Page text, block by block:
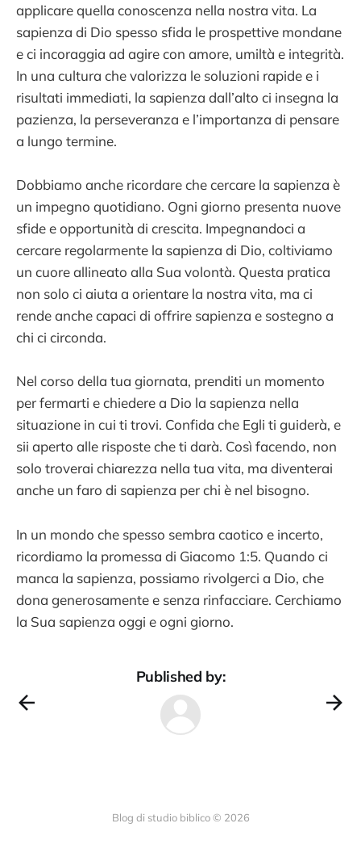
applicare quella conoscenza nella nostra vita. La
sapienza di Dio spesso sfida le prospettive mondane
e ci incoraggia ad agire con amore, umiltà e integrità.
In una cultura che valorizza le soluzioni rapide e i
risultati immediati, la sapienza dall’alto ci insegna la
pazienza, la perseveranza e l’importanza di pensare
a lungo termine.
Dobbiamo anche ricordare che cercare la sapienza è
un impegno quotidiano. Ogni giorno presenta nuove
sfide e opportunità di crescita. Impegnandoci a
cercare regolarmente la sapienza di Dio, coltiviamo
un cuore allineato alla Sua volontà. Questa pratica
non solo ci aiuta a orientare la nostra vita, ma ci
rende anche capaci di offrire sapienza e sostegno a
chi ci circonda.
Nel corso della tua giornata, prenditi un momento
per fermarti e chiedere a Dio la sapienza nella
situazione in cui ti trovi. Confida che Egli ti guiderà, e
sii aperto alle risposte che ti darà. Così facendo, non
solo troverai chiarezza nella tua vita, ma diventerai
anche un faro di sapienza per chi è nel bisogno.
In un mondo che spesso sembra caotico e incerto,
ricordiamo la promessa di Giacomo 1:5. Quando ci
manca la sapienza, possiamo rivolgerci a Dio, che
dona generosamente e senza rinfacciare. Cerchiamo
la Sua sapienza oggi e ogni giorno.
Published by:
Blog di studio biblico © 2026